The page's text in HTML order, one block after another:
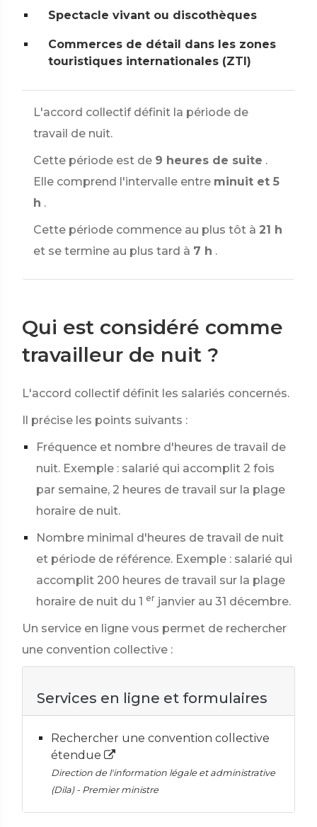
Spectacle vivant ou discothèques
Commerces de détail dans les zones
touristiques internationales (ZTI)
L'accord collectif définit la période de
travail de nuit.
Cette période est de 9 heures de suite .
Elle comprend l'intervalle entre minuit et 5
h .
Cette période commence au plus tôt à 21 h
et se termine au plus tard à 7 h .
Qui est considéré comme
travailleur de nuit ?
L'accord collectif définit les salariés concernés.
Il précise les points suivants :
Fréquence et nombre d'heures de travail de
nuit. Exemple : salarié qui accomplit 2 fois
par semaine, 2 heures de travail sur la plage
horaire de nuit.
Nombre minimal d'heures de travail de nuit
et période de référence. Exemple : salarié qui
accomplit 200 heures de travail sur la plage
horaire de nuit du 1 er janvier au 31 décembre.
Un service en ligne vous permet de rechercher
une convention collective :
Services en ligne et formulaires
Rechercher une convention collective
étendue
Direction de l'information légale et administrative
(Dila) - Premier ministre